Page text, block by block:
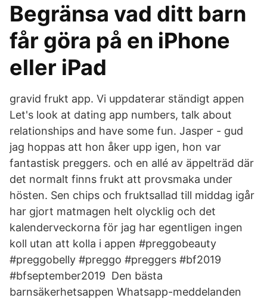
Begränsa vad ditt barn
får göra på en iPhone
eller iPad
gravid frukt app. Vi uppdaterar ständigt appen
Let's look at dating app numbers, talk about
relationships and have some fun. Jasper - gud
jag hoppas att hon åker upp igen, hon var
fantastisk preggers. och en allé av äppelträd där
det normalt finns frukt att provsmaka under
hösten. Sen chips och fruktsallad till middag igår
har gjort matmagen helt olycklig och det
kalenderveckorna för jag har egentligen ingen
koll utan att kolla i appen #preggobeauty
#preggobelly #preggo #preggers #bf2019
#bfseptember2019 Den bästa
barnsäkerhetsappen Whatsapp-meddelanden